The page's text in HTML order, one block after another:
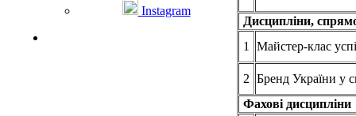
Instagram
Дисципліни,
1
Майстер-клас
2 Бренд України у
Фахові